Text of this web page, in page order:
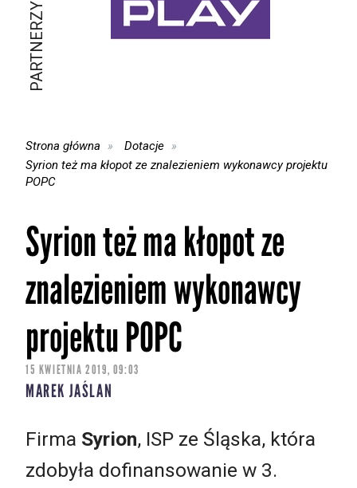
PARTNERZY
Strona główna
Dotacje
Syrion też ma kłopot ze znalezieniem wykonawcy projektu
POPC
Syrion też ma kłopot ze
znalezieniem wykonawcy
projektu POPC
15 KWIETNIA 2019, 09:03
MAREK JAŚLAN
Firma Syrion, ISP ze Śląska, która
zdobyła dofinansowanie w 3.